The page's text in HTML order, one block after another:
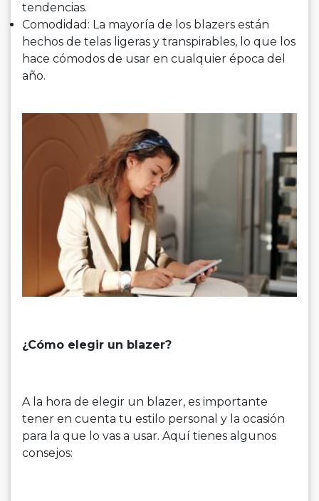
tendencias.
Comodidad: La mayoría de los blazers están
hechos de telas ligeras y transpirables, lo que los
hace cómodos de usar en cualquier época del
año.
¿Cómo elegir un blazer?
A la hora de elegir un blazer, es importante
tener en cuenta tu estilo personal y la ocasión
para la que lo vas a usar. Aquí tienes algunos
consejos: